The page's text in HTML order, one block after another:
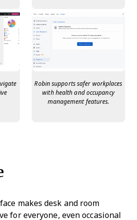
Robin supports safer workplaces
with health and occupancy
management features.
makes desk and room
for everyone, even occasional